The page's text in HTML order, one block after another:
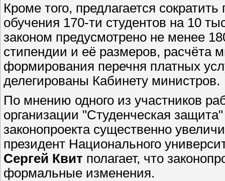
Кроме того, предлагается
обучения 170-ти студентов на 10
законом предусмотрено не менее
стипендии и её размеров, расчёта
формирования перечня платных
делегированы Кабинету министров.
По мнению одного из участников
организации "Студенческая
законопроекта существенно
президент Национального
Сергей Квит полагает, что
формальные изменения.